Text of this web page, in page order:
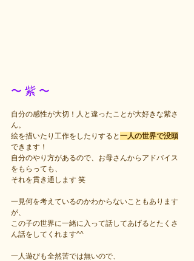
〜 紫 〜
自分の感性が大切！人と違ったことが大好きな紫さ
ん。
絵を描いたり工作をしたりすると一人の世界で没頭
できます！
自分のやり方があるので、お母さんからアドバイス
をもらっても、
それを貫き通します 笑
一見何を考えているのかわからないこともあります
が、
この子の世界に一緒に入って話してあげるとたくさ
ん話をしてくれます^^
一人遊びも全然苦では無いので、